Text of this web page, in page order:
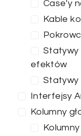
Case'y
Kable
Statywy
efektów
Statywy
Interfejsy
Kolumny